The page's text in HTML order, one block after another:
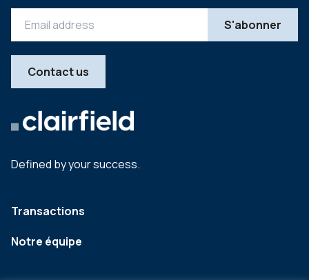
Defined by your success.
Transactions
Notre équipe
Contact us